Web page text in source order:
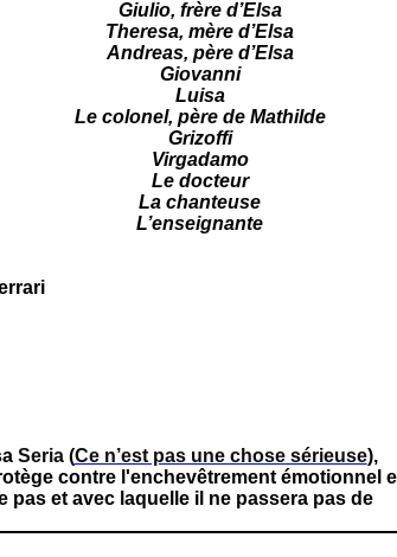
Giulio, frère d’Elsa
Theresa, mère d’Elsa
Andreas, père d’Elsa
Giovanni
Luisa
Le colonel, père de Mathilde
Grizoffi
Virgadamo
Le docteur
La chanteuse
L’enseignante
Seria (Ce n’est pas une chose sérieuse),
contre l'enchevêtrement émotionnel
et avec laquelle il ne passera pas de